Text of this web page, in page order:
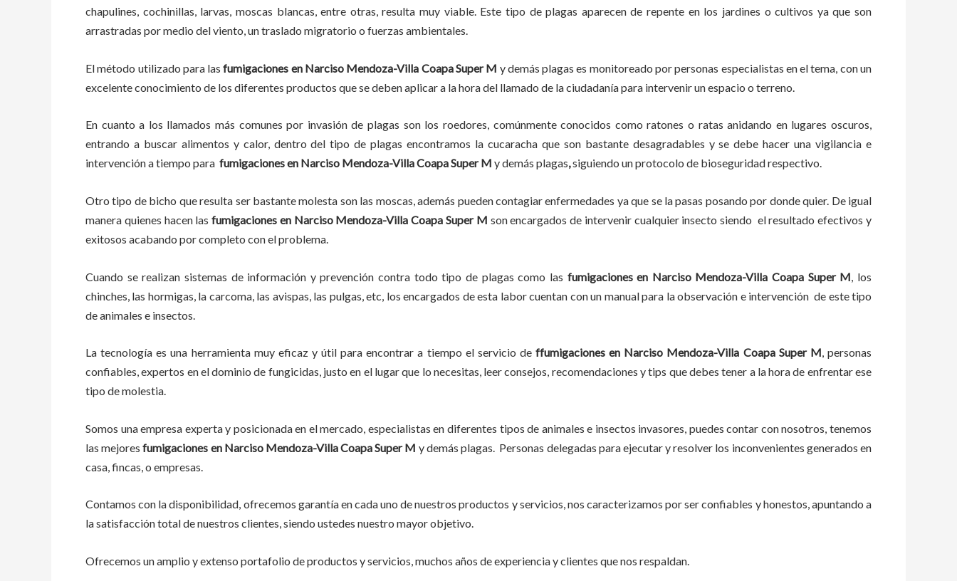
chapulines, cochinillas, larvas, moscas blancas, entre otras, resulta muy viable. Este tipo de plagas aparecen de repente en los jardines o cultivos ya que son
arrastradas por medio del viento, un traslado migratorio o fuerzas ambientales.
El método utilizado para las fumigaciones en Narciso Mendoza-Villa Coapa Super M y demás plagas es monitoreado por personas especialistas en el tema, con un
excelente conocimiento de los diferentes productos que se deben aplicar a la hora del llamado de la ciudadanía para intervenir un espacio o terreno.
En cuanto a los llamados más comunes por invasión de plagas son los roedores, comúnmente conocidos como ratones o ratas anidando en lugares oscuros,
entrando a buscar alimentos y calor, dentro del tipo de plagas encontramos la cucaracha que son bastante desagradables y se debe hacer una vigilancia e
intervención a tiempo para fumigacionesen Narciso Mendoza-Villa Coapa Super M y demás plagas,siguiendo un protocolo de bioseguridad respectivo.
Otro tipo de bicho que resulta ser bastante molesta son las moscas, además pueden contagiar enfermedades ya que se la pasas posando por donde quier. De igual
manera quienes hacen las fumigaciones en Narciso Mendoza-Villa Coapa Super M son encargados de intervenir cualquier insecto siendo el resultado efectivos y
exitosos acabando por completo con el problema.
Cuando se realizan sistemas de información y prevención contra todo tipo de plagas como las fumigacionesen Narciso Mendoza-Villa Coapa Super M , los
chinches, las hormigas, la carcoma, las avispas, las pulgas, etc, los encargados de esta laborcuentan con un manual para la observación e intervención de este tipo
de animales e insectos.
La tecnología es una herramienta muy eficaz y útil para encontrar a tiempo el servicio deffumigaciones en Narciso Mendoza-Villa Coapa Super M, personas
confiables, expertos en el dominio de fungicidas, justo en el lugar que lo necesitas, leer consejos, recomendaciones y tips que debes tener a la hora de enfrentar ese
tipo de molestia.
Somos una empresa experta y posicionada en el mercado, especialistas en diferentes tipos de animales e insectos invasores, puedes contar con nosotros, tenemos
las mejoresfumigaciones en Narciso Mendoza-Villa Coapa Super M y demás plagas. Personas delegadas para ejecutar y resolver los inconvenientes generados en
casa, fincas, o empresas.
Contamos con la disponibilidad, ofrecemos garantía en cada uno de nuestros productos y servicios, nos caracterizamos por ser confiables y honestos, apuntando a
la satisfacción total de nuestros clientes, siendo ustedes nuestro mayor objetivo.
Ofrecemos un amplio y extenso portafolio de productos y servicios, muchos años de experiencia y clientes que nos respaldan.